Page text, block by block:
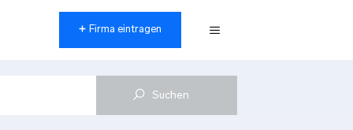
Firma eintragen